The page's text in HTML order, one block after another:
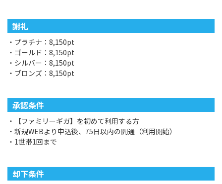
謝礼
・プラチナ：8,150pt
・ゴールド：8,150pt
・シルバー：8,150pt
・ブロンズ：8,150pt
承認条件
・【ファミリーギガ】を初めて利用する方
・新規WEBより申込後、75日以内の開通（利用開始）
・1世帯1回まで
却下条件